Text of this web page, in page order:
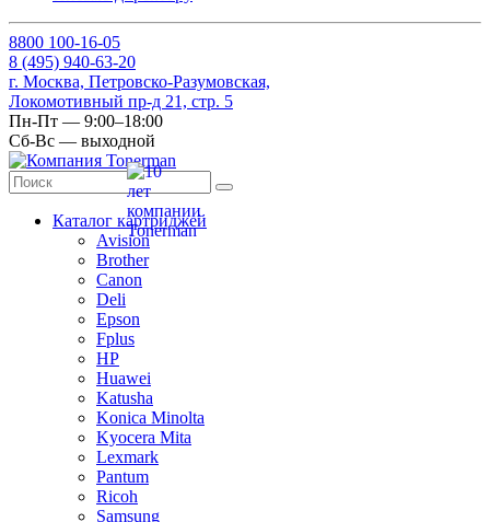
8800 100-16-05
8 (495) 940-63-20
г. Москва, Петровско-Разумовская,
Локомотивный пр-д 21, стр. 5
Пн-Пт — 9:00–18:00
Сб-Вс — выходной
Каталог картриджей
Avision
Brother
Canon
Deli
Epson
Fplus
HP
Huawei
Katusha
Konica Minolta
Kyocera Mita
Lexmark
Pantum
Ricoh
Samsung